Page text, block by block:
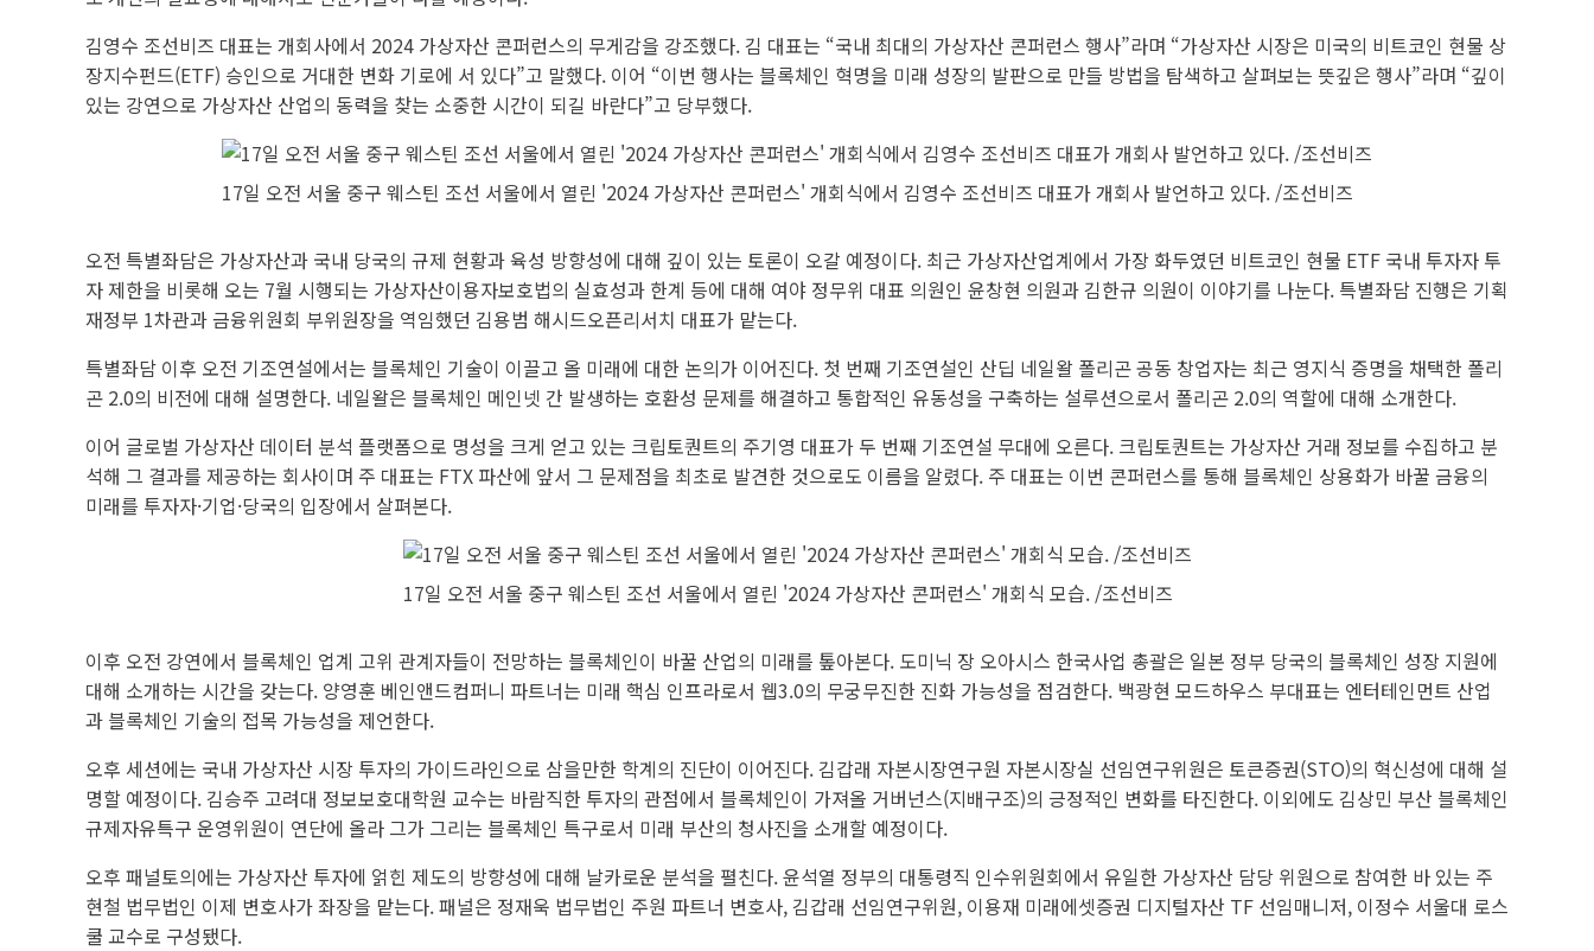
김영수 조선비즈 대표는 개회사에서 2024 가상자산 콘퍼런스의 무게감을 강조했다. 김 대표는 “국내 최대의 가상자산 콘퍼런스 행사”라며 “가상자산 시장은 미국의 비트코인 현물 상
장지수펀드(ETF) 승인으로 거대한 변화 기로에 서 있다”고 말했다. 이어 “이번 행사는 블록체인 혁명을 미래 성장의 발판으로 만들 방법을 탐색하고 살펴보는 뜻깊은 행사”라며 “깊이
있는 강연으로 가상자산 산업의 동력을 찾는 소중한 시간이 되길 바란다”고 당부했다.
17일 오전 서울 중구 웨스틴 조선 서울에서 열린 '2024 가상자산 콘퍼런스' 개회식에서 김영수 조선비즈 대표가 개회사 발언하고 있다. /조선비즈
오전 특별좌담은 가상자산과 국내 당국의 규제 현황과 육성 방향성에 대해 깊이 있는 토론이 오갈 예정이다. 최근 가상자산업계에서 가장 화두였던 비트코인 현물 ETF 국내 투자자 투
자 제한을 비롯해 오는 7월 시행되는 가상자산이용자보호법의 실효성과 한계 등에 대해 여야 정무위 대표 의원인 윤창현 의원과 김한규 의원이 이야기를 나눈다. 특별좌담 진행은 기획
재정부 1차관과 금융위원회 부위원장을 역임했던 김용범 해시드오픈리서치 대표가 맡는다.
특별좌담 이후 오전 기조연설에서는 블록체인 기술이 이끌고 올 미래에 대한 논의가 이어진다. 첫 번째 기조연설인 산딥 네일왈 폴리곤 공동 창업자는 최근 영지식 증명을 채택한 폴리
곤 2.0의 비전에 대해 설명한다. 네일왈은 블록체인 메인넷 간 발생하는 호환성 문제를 해결하고 통합적인 유동성을 구축하는 설루션으로서 폴리곤 2.0의 역할에 대해 소개한다.
이어 글로벌 가상자산 데이터 분석 플랫폼으로 명성을 크게 얻고 있는 크립토퀀트의 주기영 대표가 두 번째 기조연설 무대에 오른다. 크립토퀀트는 가상자산 거래 정보를 수집하고 분
석해 그 결과를 제공하는 회사이며 주 대표는 FTX 파산에 앞서 그 문제점을 최초로 발견한 것으로도 이름을 알렸다. 주 대표는 이번 콘퍼런스를 통해 블록체인 상용화가 바꿀 금융의
미래를 투자자·기업·당국의 입장에서 살펴본다.
17일 오전 서울 중구 웨스틴 조선 서울에서 열린 '2024 가상자산 콘퍼런스' 개회식 모습. /조선비즈
이후 오전 강연에서 블록체인 업계 고위 관계자들이 전망하는 블록체인이 바꿀 산업의 미래를 톺아본다. 도미닉 장 오아시스 한국사업 총괄은 일본 정부 당국의 블록체인 성장 지원에
대해 소개하는 시간을 갖는다. 양영훈 베인앤드컴퍼니 파트너는 미래 핵심 인프라로서 웹3.0의 무궁무진한 진화 가능성을 점검한다. 백광현 모드하우스 부대표는 엔터테인먼트 산업
과 블록체인 기술의 접목 가능성을 제언한다.
오후 세션에는 국내 가상자산 시장 투자의 가이드라인으로 삼을만한 학계의 진단이 이어진다. 김갑래 자본시장연구원 자본시장실 선임연구위원은 토큰증권(STO)의 혁신성에 대해 설
명할 예정이다. 김승주 고려대 정보보호대학원 교수는 바람직한 투자의 관점에서 블록체인이 가져올 거버넌스(지배구조)의 긍정적인 변화를 타진한다. 이외에도 김상민 부산 블록체인
규제자유특구 운영위원이 연단에 올라 그가 그리는 블록체인 특구로서 미래 부산의 청사진을 소개할 예정이다.
오후 패널토의에는 가상자산 투자에 얽힌 제도의 방향성에 대해 날카로운 분석을 펼친다. 윤석열 정부의 대통령직 인수위원회에서 유일한 가상자산 담당 위원으로 참여한 바 있는 주
현철 법무법인 이제 변호사가 좌장을 맡는다. 패널은 정재욱 법무법인 주원 파트너 변호사, 김갑래 선임연구위원, 이용재 미래에셋증권 디지털자산 TF 선임매니저, 이정수 서울대 로스
쿨 교수로 구성됐다.